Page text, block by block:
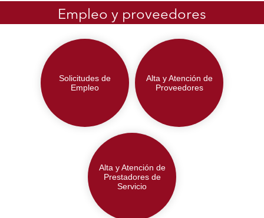
Empleo y proveedores
Solicitudes de
Empleo
Alta y Atención de
Proveedores
Alta y Atención de
Prestadores de
Servicio